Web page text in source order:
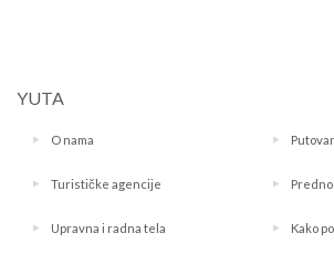
YUTA
O nama
Turističke agencije
Upravna i radna tela Kako